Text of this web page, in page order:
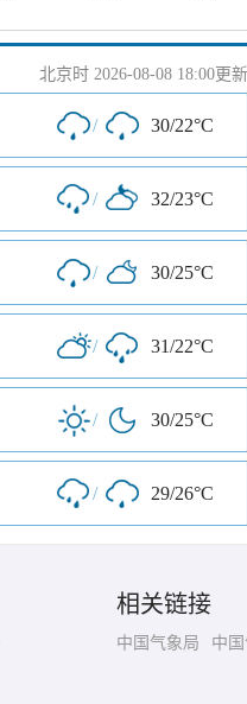
北京时 2026-08-08 18:00更新
/ 30/22°C
/ 32/23°C
/ 30/25°C
/ 31/22°C
/ 30/25°C
/ 29/26°C
相关链接
中国气象局 中